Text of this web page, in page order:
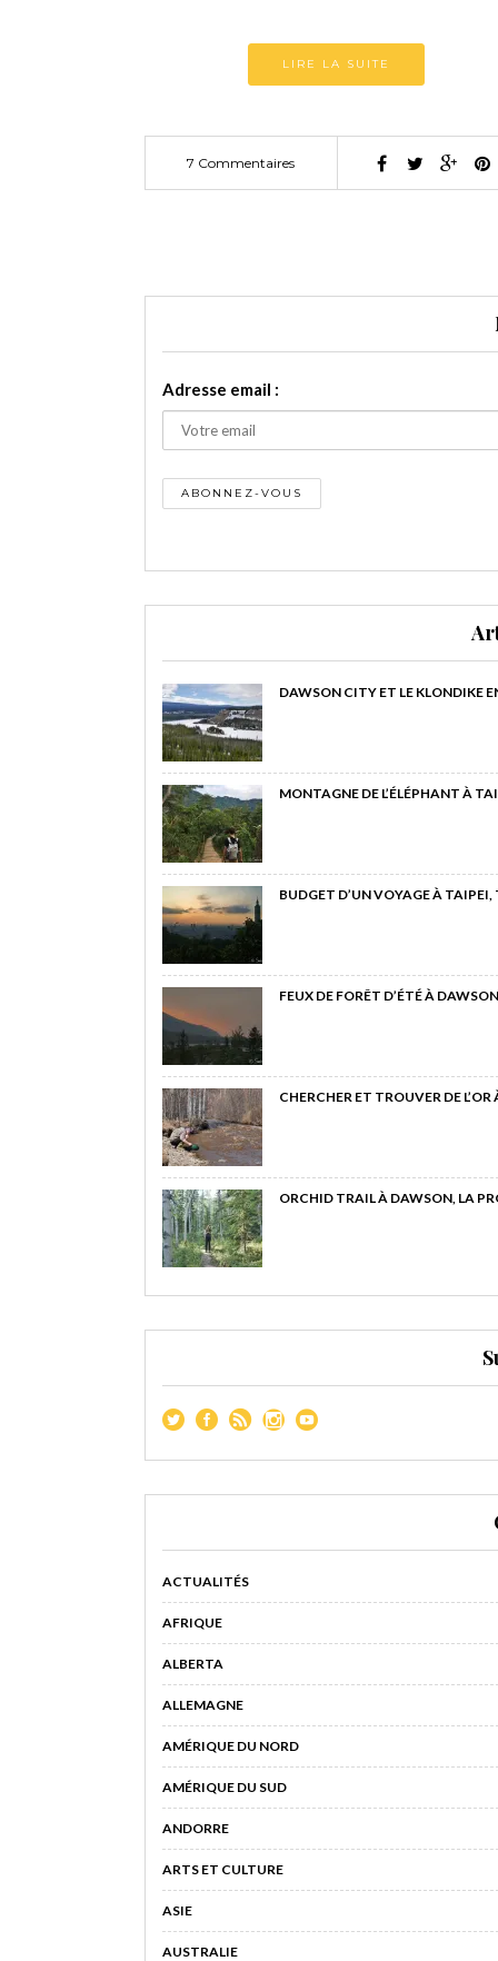
LIRE LA SUITE
7 Commentaires
Adresse email :
DAWSON CITY ET LE KLONDIKE
MONTAGNE DE L’ÉLÉPHANT À
BUDGET D’UN VOYAGE À
FEUX DE FORÊT D’ÉTÉ À
CHERCHER ET TROUVER DE
ORCHID TRAIL À DAWSON, LA
ACTUALITÉS
AFRIQUE
ALBERTA
ALLEMAGNE
AMÉRIQUE DU NORD
AMÉRIQUE DU SUD
ANDORRE
ARTS ET CULTURE
ASIE
AUSTRALIE